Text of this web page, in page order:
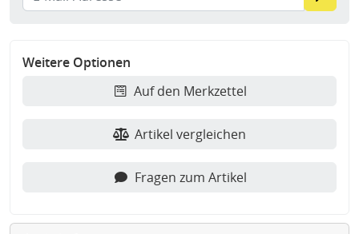
Weitere Optionen
Auf den Merkzettel
Artikel vergleichen
Fragen zum Artikel